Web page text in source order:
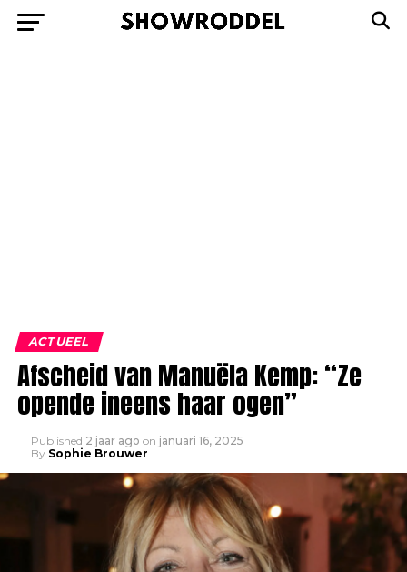
ACTUEEL
Afscheid van Manuëla Kemp: “Ze
opende ineens haar ogen”
Published 2 jaar ago on januari 16, 2025
By Sophie Brouwer